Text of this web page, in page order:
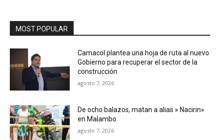
MOST POPULAR
Camacol plantea una hoja de ruta al nuevo
Gobierno para recuperar el sector de la
construcción
agosto 7, 2026
De ocho balazos, matan a alias » Nacirin»
en Malambo
agosto 7, 2026